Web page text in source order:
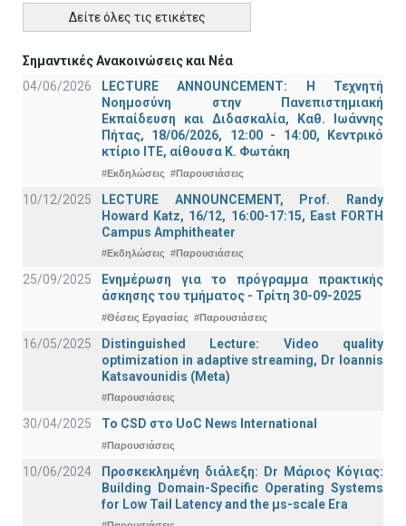
Δείτε όλες τις ετικέτες
Σημαντικές Ανακοινώσεις και Νέα
04/06/2026
LECTURE ANNOUNCEMENT: Η Τεχνητή
Νοημοσύνη στην Πανεπιστημιακή
Εκπαίδευση και Διδασκαλία, Καθ. Ιωάννης
Πήτας, 18/06/2026, 12:00 - 14:00, Κεντρικό
κτίριο ΙΤΕ, αίθουσα Κ. Φωτάκη
#Εκδηλώσεις #Παρουσιάσεις
10/12/2025
LECTURE ANNOUNCEMENT, Prof. Randy
Howard Katz, 16/12, 16:00-17:15, East FORTH
Campus Amphitheater
#Εκδηλώσεις #Παρουσιάσεις
25/09/2025
Ενημέρωση για το πρόγραμμα πρακτικής
άσκησης του τμήματος - Τρίτη 30-09-2025
#Θέσεις Εργασίας #Παρουσιάσεις
16/05/2025
Distinguished Lecture: Video quality
optimization in adaptive streaming, Dr Ioannis
Katsavounidis (Meta)
#Παρουσιάσεις
30/04/2025 To CSD στο UoC News International
#Παρουσιάσεις
10/06/2024
Προσκεκλημένη διάλεξη: Dr Μάριος Κόγιας:
Building Domain-Specific Operating Systems
for Low Tail Latency and the μs-scale Era